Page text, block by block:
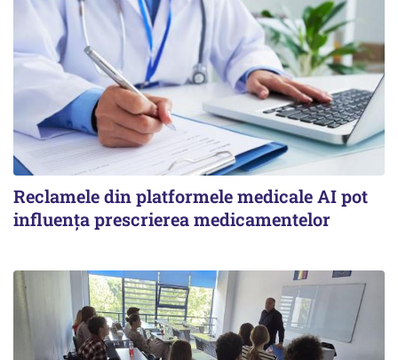
Reclamele din platformele medicale AI pot
influența prescrierea medicamentelor